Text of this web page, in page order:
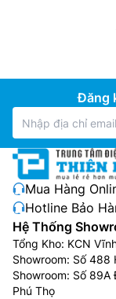
Đăng
Mua Hàng
Hotline Bảo
Hệ Thống
Tổng Kho: KCN
Showroom: Số 488
Showroom: Số
Phú Thọ